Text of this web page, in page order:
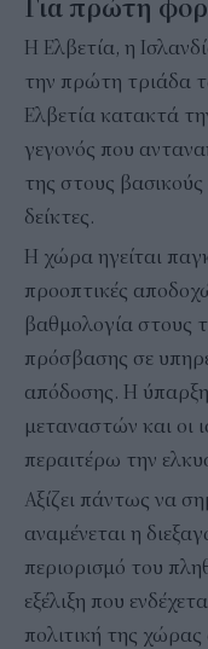
Για πρώτη
Η Ελβετία, η
την πρώτη τριάδα
Ελβετία κατακτά
γεγονός που
της στους βασικούς
δείκτες.
Η χώρα ηγείται
προοπτικές
βαθμολογία στους
πρόσβασης σε
απόδοσης. Η ύπαρξη
μεταναστών και οι
περαιτέρω την
Αξίζει πάντως να
αναμένεται η
περιορισμό του
εξέλιξη που
πολιτική της